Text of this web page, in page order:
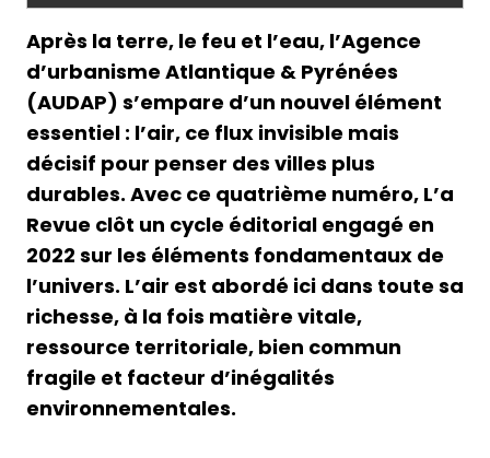
Après la terre, le feu et l’eau, l’Agence
d’urbanisme Atlantique & Pyrénées
(AUDAP) s’empare d’un nouvel élément
essentiel : l’air, ce flux invisible mais
décisif pour penser des villes plus
durables. Avec ce quatrième numéro, L’a
Revue clôt un cycle éditorial engagé en
2022 sur les éléments fondamentaux de
l’univers. L’air est abordé ici dans toute sa
richesse, à la fois matière vitale,
ressource territoriale, bien commun
fragile et facteur d’inégalités
environnementales.